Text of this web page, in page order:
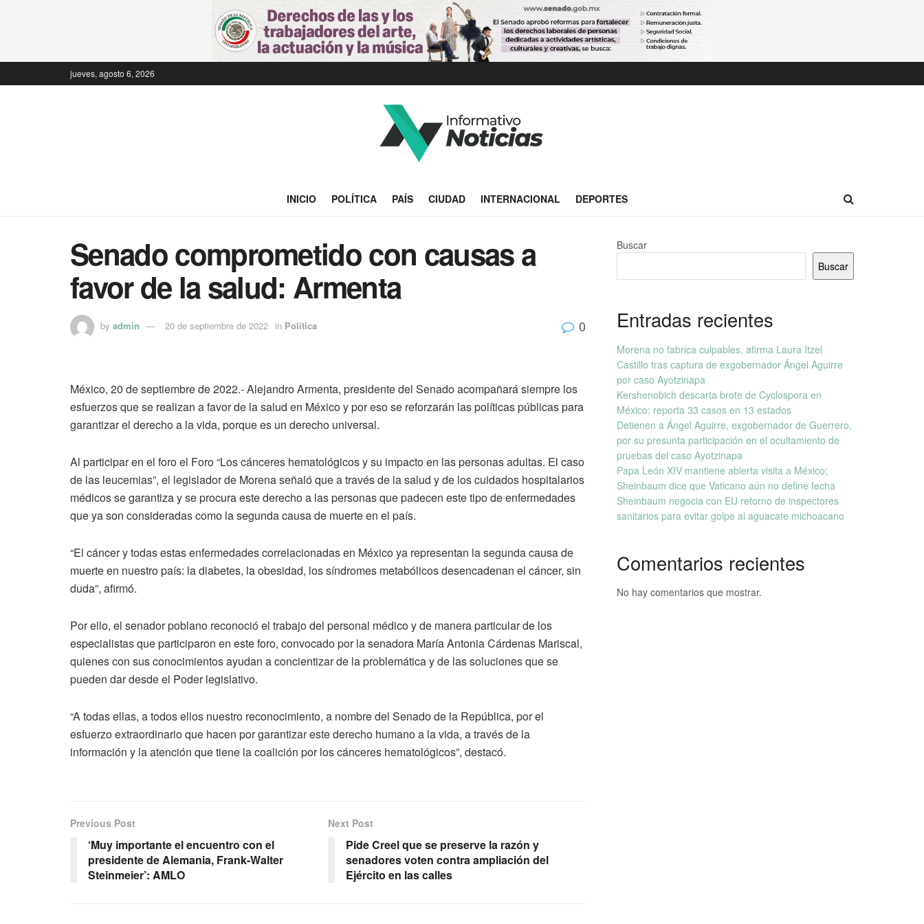
jueves, agosto 6, 2026
INICIO POLÍTICA PAÍS CIUDAD INTERNACIONAL DEPORTES
Senado comprometido con causas a
favor de la salud: Armenta
by admin 20 de septiembre de 2022 in Política 0
México, 20 de septiembre de 2022.- Alejandro Armenta, presidente del Senado acompañará siempre los
esfuerzos que se realizan a favor de la salud en México y por eso se reforzarán las políticas públicas para
garantizar el derecho a la vida, porque es un derecho universal.
Al participar en el foro el Foro “Los cánceres hematológicos y su impacto en las personas adultas. El caso
de las leucemias”, el legislador de Morena señaló que a través de la salud y de los cuidados hospitalarios
médicos se garantiza y se procura este derecho a las personas que padecen este tipo de enfermedades
que ya son consideradas como la segunda causa de muerte en el país.
“El cáncer y todas estas enfermedades correlacionadas en México ya representan la segunda causa de
muerte en nuestro país: la diabetes, la obesidad, los síndromes metabólicos desencadenan el cáncer, sin
duda”, afirmó.
Por ello, el senador poblano reconoció el trabajo del personal médico y de manera particular de los
especialistas que participaron en este foro, convocado por la senadora María Antonia Cárdenas Mariscal,
quienes con sus conocimientos ayudan a concientizar de la problemática y de las soluciones que se
pueden dar desde el Poder legislativo.
“A todas ellas, a todos ellos nuestro reconocimiento, a nombre del Senado de la República, por el
esfuerzo extraordinario que hacen por garantizar este derecho humano a la vida, a través de la
información y la atención que tiene la coalición por los cánceres hematológicos”, destacó.
Previous Post
‘Muy importante el encuentro con el
presidente de Alemania, Frank-Walter
Steinmeier’: AMLO
Next Post
Pide Creel que se preserve la razón y
senadores voten contra ampliación del
Ejército en las calles
Buscar
Buscar
Entradas recientes
Morena no fabrica culpables, afirma Laura Itzel
Castillo tras captura de exgobernador Ángel Aguirre
por caso Ayotzinapa
Kershenobich descarta brote de Cyclospora en
México; reporta 33 casos en 13 estados
Detienen a Ángel Aguirre, exgobernador de Guerrero,
por su presunta participación en el ocultamiento de
pruebas del caso Ayotzinapa
Papa León XIV mantiene abierta visita a México;
Sheinbaum dice que Vaticano aún no define fecha
Sheinbaum negocia con EU retorno de inspectores
sanitarios para evitar golpe al aguacate michoacano
Comentarios recientes
No hay comentarios que mostrar.